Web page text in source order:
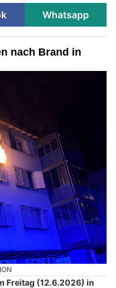
Whatsapp
nach Brand in
Freitag (12.6.2026) in